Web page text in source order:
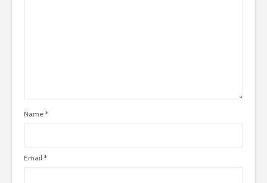
Name *
Email *